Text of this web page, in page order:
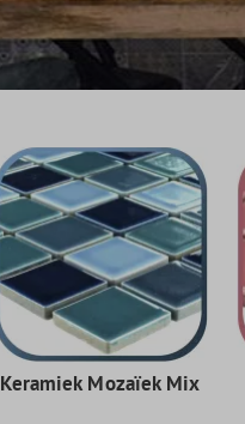
Keramiek Mozaïek Mix